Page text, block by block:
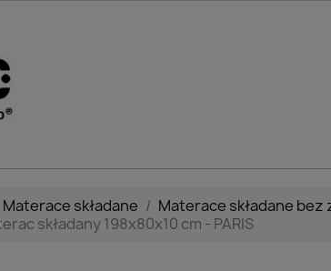
Materace składane Materace składane bez
składany 198x80x10 cm - PARIS